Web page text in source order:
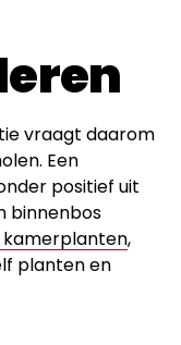
vraagt daarom
Een
positief uit
binnenbos
kamerplanten,
planten en